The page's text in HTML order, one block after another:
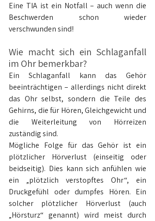
Eine TIA ist ein Notfall – auch wenn die
Beschwerden schon wieder
verschwunden sind!
Wie macht sich ein Schlaganfall
im Ohr bemerkbar?
Ein Schlaganfall kann das Gehör
beeinträchtigen – allerdings nicht direkt
das Ohr selbst, sondern die Teile des
Gehirns, die für Hören, Gleichgewicht und
die Weiterleitung von Hörreizen
zuständig sind.
Mögliche Folge für das Gehör ist ein
plötzlicher Hörverlust (einseitig oder
beidseitig). Dies kann sich anfühlen wie
ein „plötzlich verstopftes Ohr“, ein
Druckgefühl oder dumpfes Hören. Ein
solcher plötzlicher Hörverlust (auch
„Hörsturz“ genannt) wird meist durch